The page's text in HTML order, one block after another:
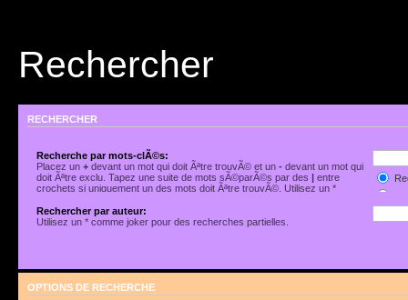
Rechercher
RECHERCHER
Recherche par mots-clÃ©s:
Placez un+ devant un mot qui doit Ãªtre trouvÃ© et un- devant un mot qui
doit Ãªtre exclu. Tapez une suite de mots sÃ©parÃ©s par des| entre
crochets si uniquement un des mots doit Ãªtre trouvÃ©. Utilisez un *
Rechercher par auteur:
Utilisez un * comme joker pour des recherches partielles.
OPTIONS DE RECHERCHE